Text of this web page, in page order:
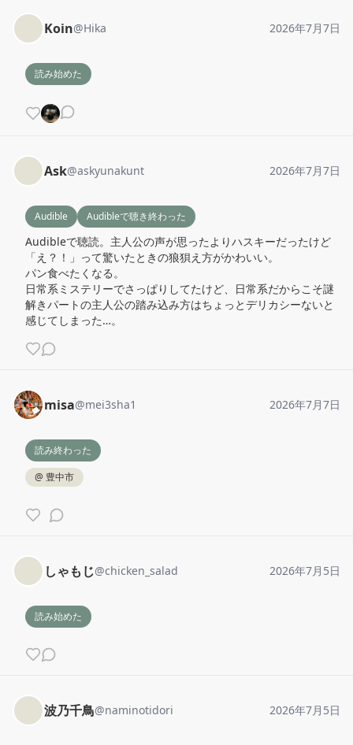
Koin@Hika 2026年7月7日
読み始めた
Ask@askyunakunt 2026年7月7日
Audible Audibleで聴き終わった
Audibleで聴読。主人公の声が思ったよりハスキーだったけど
「え？！」って驚いたときの狼狽え方がかわいい。
パン食べたくなる。
日常系ミステリーでさっぱりしてたけど、日常系だからこそ謎
解きパートの主人公の踏み込み方はちょっとデリカシーないと
感じてしまった…。
misa@mei3sha1 2026年7月7日
読み終わった
@ 豊中市
しゃもじ@chicken_salad 2026年7月5日
読み始めた
波乃千鳥@naminotidori 2026年7月5日